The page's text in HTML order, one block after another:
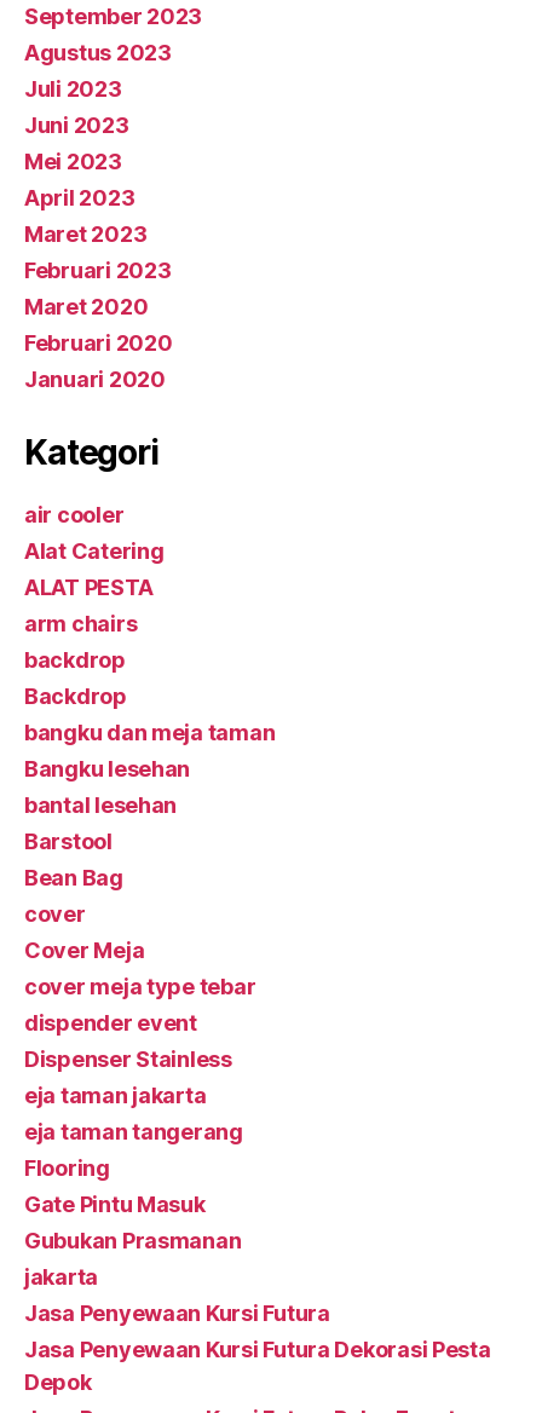
September 2023
Agustus 2023
Juli 2023
Juni 2023
Mei 2023
April 2023
Maret 2023
Februari 2023
Maret 2020
Februari 2020
Januari 2020
Kategori
air cooler
Alat Catering
ALAT PESTA
arm chairs
backdrop
Backdrop
bangku dan meja taman
Bangku lesehan
bantal lesehan
Barstool
Bean Bag
cover
Cover Meja
cover meja type tebar
dispender event
Dispenser Stainless
eja taman jakarta
eja taman tangerang
Flooring
Gate Pintu Masuk
Gubukan Prasmanan
jakarta
Jasa Penyewaan Kursi Futura
Jasa Penyewaan Kursi Futura Dekorasi Pesta
Depok